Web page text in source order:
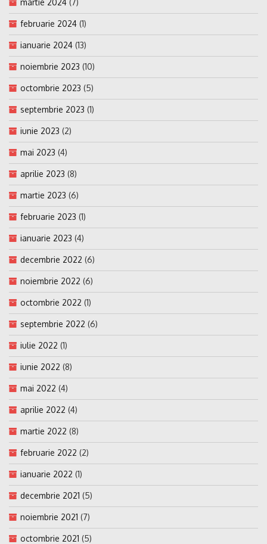
februarie 2024 (1)
ianuarie 2024 (13)
noiembrie 2023 (10)
octombrie 2023 (5)
septembrie 2023 (1)
iunie 2023 (2)
mai 2023 (4)
aprilie 2023 (8)
martie 2023 (6)
februarie 2023 (1)
ianuarie 2023 (4)
decembrie 2022 (6)
noiembrie 2022 (6)
octombrie 2022 (1)
septembrie 2022 (6)
iulie 2022 (1)
iunie 2022 (8)
mai 2022 (4)
aprilie 2022 (4)
martie 2022 (8)
februarie 2022 (2)
ianuarie 2022 (1)
decembrie 2021 (5)
noiembrie 2021 (7)
octombrie 2021 (5)